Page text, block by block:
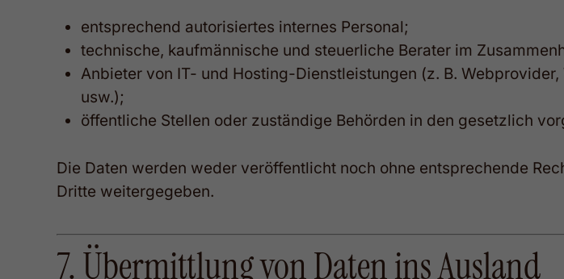
entsprechend autorisiertes internes Personal;
technische, kaufmännische und steuerliche Berater im
Anbieter von IT- und Hosting-Dienstleistungen (z. B.
usw.);
öffentliche Stellen oder zuständige Behörden in den gesetzlich
Die Daten werden weder veröffentlicht noch ohne entsprechende
Dritte weitergegeben.
7. Übermittlung von Daten ins Ausland